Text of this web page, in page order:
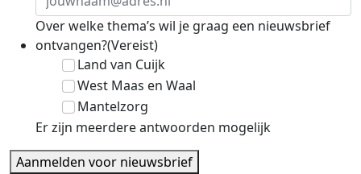
Over welke thema’s wil je graag een nieuwsbrief
ontvangen?(Vereist)
Land van Cuijk
West Maas en Waal
Mantelzorg
Er zijn meerdere antwoorden mogelijk
Aanmelden voor nieuwsbrief